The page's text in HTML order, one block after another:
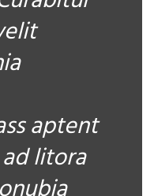
aptent
litora